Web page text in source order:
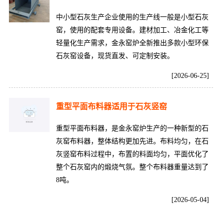
中小型石灰生产企业使用的生产线一般是小型石灰
窑，使用的配套专用设备。建材加工、冶金化工等
轻量化生产需求，金永窑炉全新推出多款小型环保
石灰窑设备，现货直发、可定制安装。
[2026-06-25]
重型平面布料器适用于石灰竖窑
重型平面布料器，是金永窑炉生产的一种新型的石
灰窑布料器，整体结构更加先进。布料均匀，在石
灰竖窑布料过程中，布置的料面均匀，平面优化了
整个石灰窑内的煅烧气氛。整个布料器重量达到了
8吨。
[2026-05-04]